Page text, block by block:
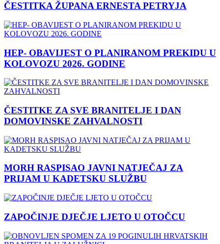
ČESTITKA ŽUPANA ERNESTA PETRYJA
HEP- OBAVIJEST O PLANIRANOM PREKIDU U
KOLOVOZU 2026. GODINE
ČESTITKE ZA SVE BRANITELJE I DAN
DOMOVINSKE ZAHVALNOSTI
MORH RASPISAO JAVNI NATJEČAJ ZA
PRIJAM U KADETSKU SLUŽBU
ZAPOČINJE DJEČJE LJETO U OTOČCU